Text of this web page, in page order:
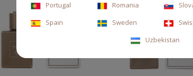
Portugal
Romania
Spain
Sweden
Uzbekistan